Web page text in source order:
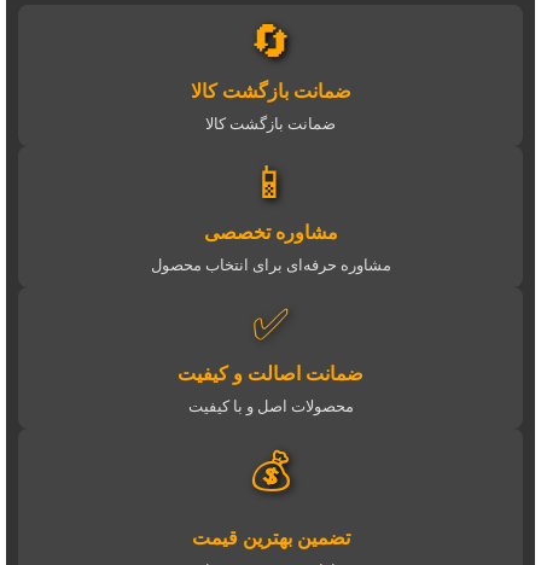
🔄
ضمانت بازگشت کالا
ضمانت بازگشت کالا
📱
مشاوره تخصصی
مشاوره حرفه‌ای برای انتخاب محصول
✅
ضمانت اصالت و کیفیت
محصولات اصل و با کیفیت
💰
تضمین بهترین قیمت